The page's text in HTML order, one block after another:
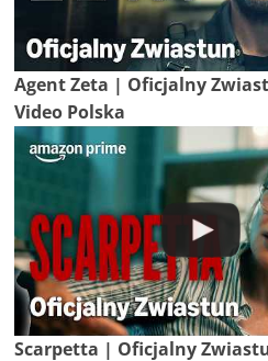
Agent Zeta | Oficjalny
Video Polska
Scarpetta | Oficjalny